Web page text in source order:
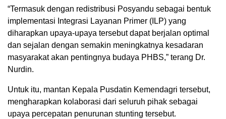
“Termasuk dengan redistribusi Posyandu sebagai bentuk
implementasi Integrasi Layanan Primer (ILP) yang
diharapkan upaya-upaya tersebut dapat berjalan optimal
dan sejalan dengan semakin meningkatnya kesadaran
masyarakat akan pentingnya budaya PHBS,” terang Dr.
Nurdin.
Untuk itu, mantan Kepala Pusdatin Kemendagri tersebut,
mengharapkan kolaborasi dari seluruh pihak sebagai
upaya percepatan penurunan stunting tersebut.